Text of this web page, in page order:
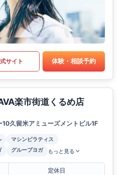
サイト 体験・相談予約
楽市街道くるめ店
久留米アミューズメントビル1F
マシンピラティス
グループヨガ もっと見る
定休日